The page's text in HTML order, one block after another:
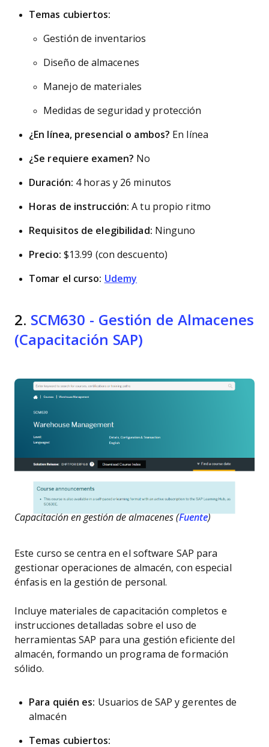
Temas cubiertos:
Gestión de inventarios
Diseño de almacenes
Manejo de materiales
Medidas de seguridad y protección
¿En línea, presencial o ambos? En línea
¿Se requiere examen? No
Duración: 4 horas y 26 minutos
Horas de instrucción: A tu propio ritmo
Requisitos de elegibilidad: Ninguno
Precio: $13.99 (con descuento)
Tomar el curso: Udemy
2. SCM630 - Gestión de Almacenes
(Capacitación SAP)
Capacitación en gestión de almacenes (Fuente)
Este curso se centra en el software SAP para
gestionar operaciones de almacén, con especial
énfasis en la gestión de personal.
Incluye materiales de capacitación completos e
instrucciones detalladas sobre el uso de
herramientas SAP para una gestión eficiente del
almacén, formando un programa de formación
sólido.
Para quién es: Usuarios de SAP y gerentes de
almacén
Temas cubiertos: